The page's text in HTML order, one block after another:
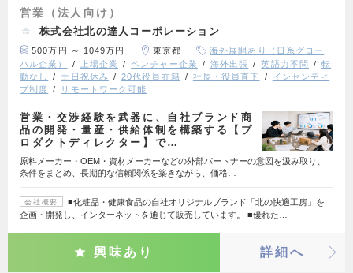
営業（法人向け）
株式会社北の達人コーポレーション
500万円 ～ 1049万円 東京都
海外展開あり（日系グロー
バル企業）
上場企業 ベンチャー企業 海外出張 英語力不問
転
勤なし
土日祝休み 20代役員在籍 社長・役員直下
インセンティ
ブ制度
リモートワーク可能
営業・交渉経験を武器に、自社ブランド商
品の開発・量産・供給体制を構築する【プ
ロダクトディレクター】で…
原料メーカー・OEM・資材メーカーなどの外部パートナーの意図を汲み取り、
条件をまとめ、長期的な信頼関係を築きながら、価格…
会社概要
■化粧品・健康食品の自社オリジナルブランド「北の快適工房」を
企画・開発し、インターネットを通じて販売しています。 ■優れた…
興味あり 詳細へ